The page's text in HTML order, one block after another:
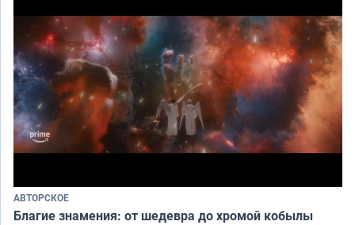
АВТОРСКОЕ
Благие знамения: от шедевра до хромой кобылы